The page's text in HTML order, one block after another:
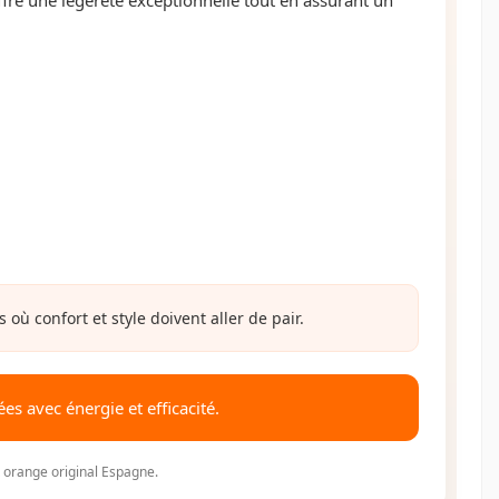
confort et style doivent aller de pair.
avec énergie et efficacité.
original Espagne.